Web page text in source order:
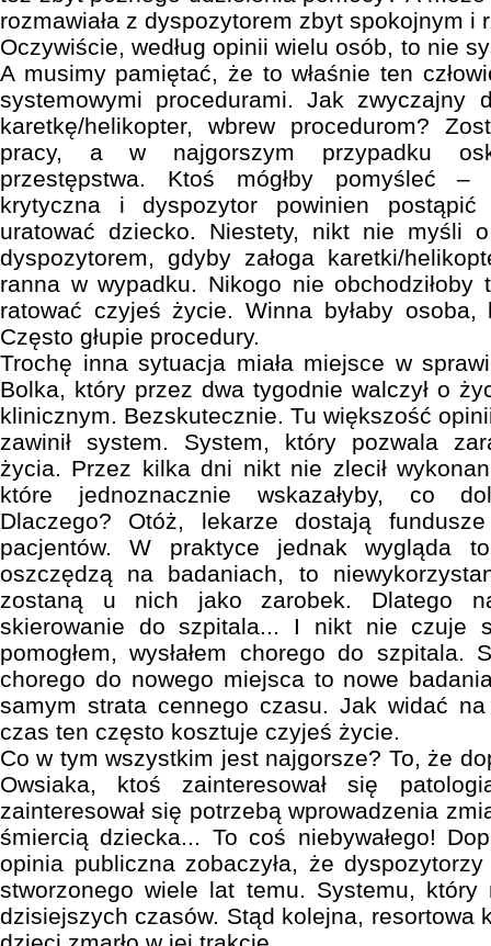
rozmawiała z dyspozytorem zbyt spokojnym i
Oczywiście, według opinii wielu osób, to nie
A musimy pamiętać, że to właśnie ten
systemowymi procedurami. Jak zwyczajny
karetkę/helikopter, wbrew procedurom?
pracy, a w najgorszym przypadku
przestępstwa. Ktoś mógłby pomyśleć –
krytyczna i dyspozytor powinien
uratować dziecko. Niestety, nikt nie myśli
dyspozytorem, gdyby załoga karetki/
ranna w wypadku. Nikogo nie obchodziłoby
ratować czyjeś życie. Winna byłaby osoba,
Często głupie procedury.
Trochę inna sytuacja miała miejsce w
Bolka, który przez dwa tygodnie walczył o
klinicznym. Bezskutecznie. Tu większość
zawinił system. System, który pozwala
życia. Przez kilka dni nikt nie zlecił
które jednoznacznie wskazałyby, co
Dlaczego? Otóż, lekarze dostają
pacjentów. W praktyce jednak wygląda
oszczędzą na badaniach, to
zostaną u nich jako zarobek. Dlatego
skierowanie do szpitala... I nikt nie czuje
pomogłem, wysłałem chorego do szpitala.
chorego do nowego miejsca to nowe
samym strata cennego czasu. Jak widać na
czas ten często kosztuje czyjeś życie.
Co w tym wszystkim jest najgorsze? To, że
Owsiaka, ktoś zainteresował się
zainteresował się potrzebą wprowadzenia
śmiercią dziecka... To coś niebywałego!
opinia publiczna zobaczyła, że
stworzonego wiele lat temu. Systemu,
dzisiejszych czasów. Stąd kolejna, resortowa